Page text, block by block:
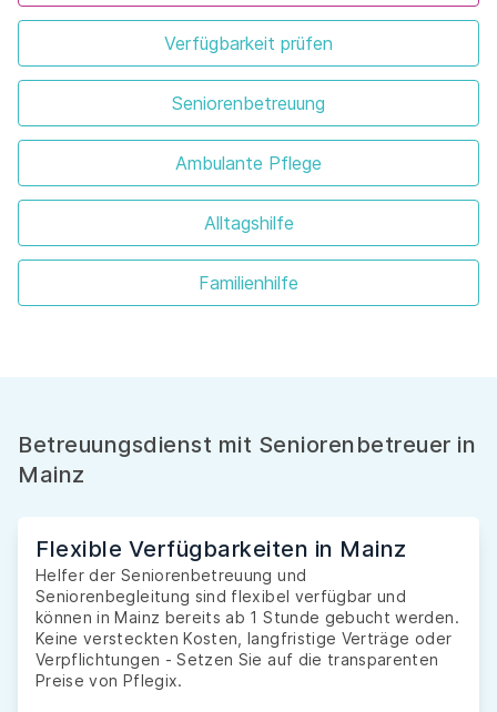
Verfügbarkeit prüfen
Seniorenbetreuung
Ambulante Pflege
Alltagshilfe
Familienhilfe
Betreuungsdienst mit Seniorenbetreuer in
Mainz
Flexible Verfügbarkeiten in Mainz
Helfer der Seniorenbetreuung und
Seniorenbegleitung sind flexibel verfügbar und
können in Mainz bereits ab 1 Stunde gebucht werden.
Keine versteckten Kosten, langfristige Verträge oder
Verpflichtungen - Setzen Sie auf die transparenten
Preise von Pflegix.